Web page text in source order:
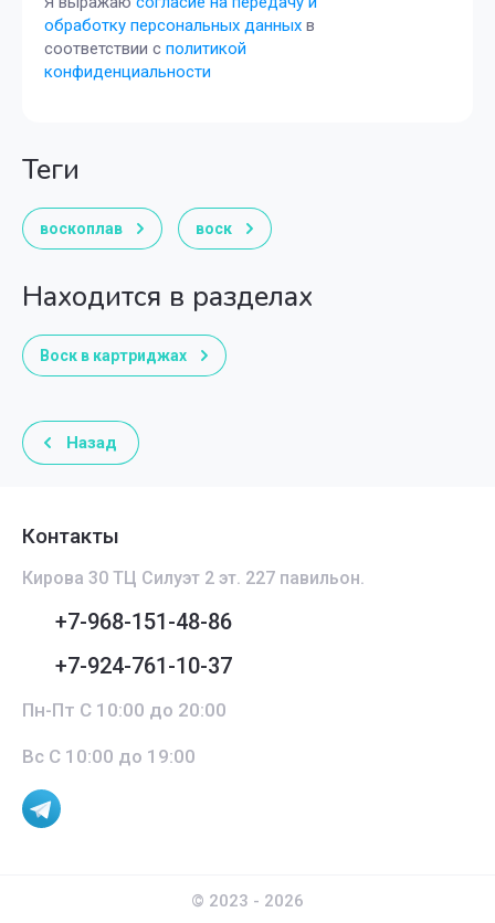
обработку персональных данных в
соответствии с политикой
конфиденциальности
теги
воскоплав воск
Находится в разделах
Воск в картриджах
Назад
Контакты
Кирова 30 ТЦ Силуэт 2 эт. 227 павильон.
+7-968-151-48-86
+7-924-761-10-37
Пн-Пт С 10:00 до 20:00
Вс С 10:00 до 19:00
© 2023 - 2026